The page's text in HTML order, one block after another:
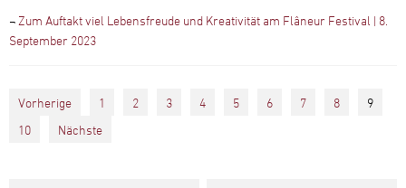
¬Zum Auftakt viel Lebensfreude und Kreativität am Flâneur Festival | 8.
September 2023
Vorherige 1 2 3 4 5 6 7 8
9
10
Nächste